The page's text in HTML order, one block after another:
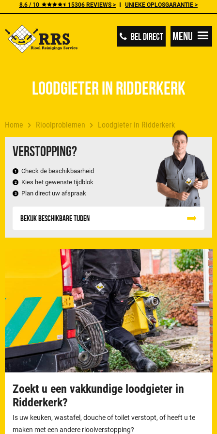
8.6 / 10 15306 REVIEWS > UNIEKE OPLOSGARANTIE >
BEL DIRECT Menu
Home Rioolproblemen Loodgieter in Ridderkerk
Verstopping?
Check de beschikbaarheid
Kies het gewenste tijdblok
Plan direct uw afspraak
Bekijk beschikbare tijden
Loodgieter in Ridderkerk
Zoekt u een vakkundige loodgieter in
Ridderkerk?
Is uw keuken, wastafel, douche of toilet verstopt, of heeft u te
maken met een andere rioolverstopping?